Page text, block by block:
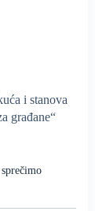
i stanova
građane“